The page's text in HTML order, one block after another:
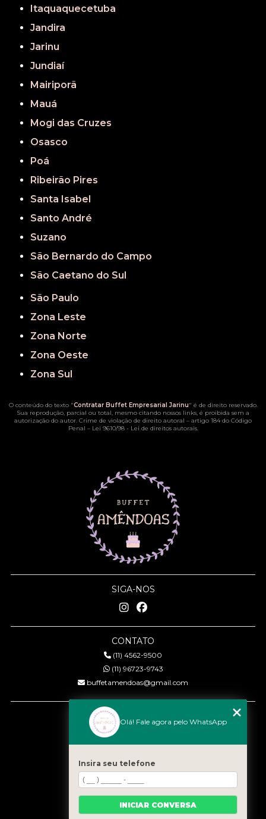
Itaquaquecetuba
Jandira
Jarinu
Jundiaí
Mairiporã
Mauá
Mogi das Cruzes
Osasco
Poá
Ribeirão Pires
Santa Isabel
Santo André
Suzano
São Bernardo do Campo
São Caetano do Sul
São Paulo
Zona Leste
Zona Norte
Zona Oeste
Zona Sul
O conteúdo do texto "Contratar Buffet Empresarial Jarinu" é de direito reservado.
Sua reprodução, parcial ou total, mesmo citando nossos links, é proibida sem a
autorização do autor. Crime de violação de direito autoral – artigo 184 do Código
Penal – Lei 9610/98 - Lei de direitos autorais.
SIGA-NOS
CONTATO
(11) 4562-9500
(11) 96723-9743
buffetamendoas@gmail.com
MENU
Quem somos
Serviços
Eventos
Gastronomia
Contato
Olá! Fale agora pelo WhatsApp
Insira seu telefone
INICIAR CONVERSA